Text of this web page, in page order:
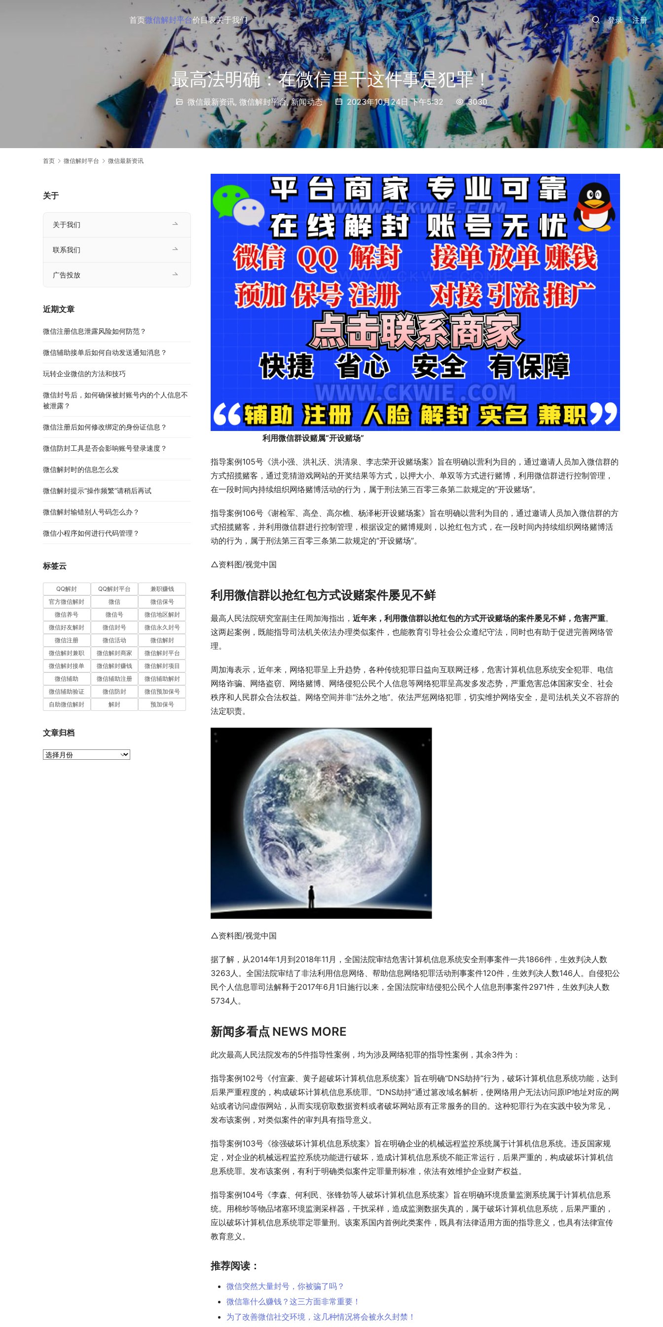
首页微信解封平台价目表关于我们 登录 注册
最高法明确：在微信里干这件事是犯罪！
微信最新资讯, 微信解封平台,新闻动态 2023年10月24日 下午5:32 3030
首页 微信解封平台 微信最新资讯
利用微信群设赌属“开设赌场”
指导案例105号《洪小强、洪礼沃、洪清泉、李志荣开设赌场案》旨在明确以营利为目的，通过邀请人员加入微信群的
方式招揽赌客，通过竞猜游戏网站的开奖结果等方式，以押大小、单双等方式进行赌博，利用微信群进行控制管理，
在一段时间内持续组织网络赌博活动的行为，属于刑法第三百零三条第二款规定的“开设赌场”。
指导案例106号《谢检军、高垒、高尔樵、杨泽彬开设赌场案》旨在明确以营利为目的，通过邀请人员加入微信群的方
式招揽赌客，并利用微信群进行控制管理，根据设定的赌博规则，以抢红包方式，在一段时间内持续组织网络赌博活
动的行为，属于刑法第三百零三条第二款规定的“开设赌场”。
△资料图/视觉中国
利用微信群以抢红包方式设赌案件屡见不鲜
最高人民法院研究室副主任周加海指出， 近年来，利用微信群以抢红包的方式开设赌场的案件屡见不鲜，危害严重。
这两起案例，既能指导司法机关依法办理类似案件，也能教育引导社会公众遵纪守法，同时也有助于促进完善网络管
理。
周加海表示，近年来，网络犯罪呈上升趋势，各种传统犯罪日益向互联网迁移，危害计算机信息系统安全犯罪、电信
网络诈骗、网络盗窃、网络赌博、网络侵犯公民个人信息等网络犯罪呈高发多发态势，严重危害总体国家安全、社会
秩序和人民群众合法权益。网络空间并非“法外之地”。依法严惩网络犯罪，切实维护网络安全，是司法机关义不容辞的
法定职责。
△资料图/视觉中国
据了解，从2014年1月到2018年11月，全国法院审结危害计算机信息系统安全刑事案件一共1866件，生效判决人数
3263人。全国法院审结了非法利用信息网络、帮助信息网络犯罪活动刑事案件120件，生效判决人数146人。自侵犯公
民个人信息罪司法解释于2017年6月1日施行以来，全国法院审结侵犯公民个人信息刑事案件2971件，生效判决人数
5734人。
新闻多看点 NEWS MORE
此次最高人民法院发布的5件指导性案例，均为涉及网络犯罪的指导性案例，其余3件为：
指导案例102号《付宣豪、黄子超破坏计算机信息系统案》旨在明确“DNS劫持”行为，破坏计算机信息系统功能，达到
后果严重程度的，构成破坏计算机信息系统罪。“DNS劫持”通过篡改域名解析，使网络用户无法访问原IP地址对应的网
站或者访问虚假网站，从而实现窃取数据资料或者破坏网站原有正常服务的目的。这种犯罪行为在实践中较为常见，
发布该案例，对类似案件的审判具有指导意义。
指导案例103号《徐强破坏计算机信息系统案》旨在明确企业的机械远程监控系统属于计算机信息系统。违反国家规
定，对企业的机械远程监控系统功能进行破坏，造成计算机信息系统不能正常运行，后果严重的，构成破坏计算机信
息系统罪。发布该案例，有利于明确类似案件定罪量刑标准，依法有效维护企业财产权益。
指导案例104号《李森、何利民、张锋勃等人破坏计算机信息系统案》旨在明确环境质量监测系统属于计算机信息系
统。用棉纱等物品堵塞环境监测采样器，干扰采样，造成监测数据失真的，属于破坏计算机信息系统，后果严重的，
应以破坏计算机信息系统罪定罪量刑。该案系国内首例此类案件，既具有法律适用方面的指导意义，也具有法律宣传
教育意义。
推荐阅读：
微信突然大量封号，你被骗了吗？
微信靠什么赚钱？这三方面非常重要！
为了改善微信社交环境，这几种情况将会被永久封禁！
关于
关于我们
联系我们
广告投放
近期文章
微信注册信息泄露风险如何防范？
微信辅助接单后如何自动发送通知消息？
玩转企业微信的方法和技巧
微信封号后，如何确保被封账号内的个人信息不
被泄露？
微信注册后如何修改绑定的身份证信息？
微信防封工具是否会影响账号登录速度？
微信解封时的信息怎么发
微信解封提示“操作频繁”请稍后再试
微信解封输错别人号码怎么办？
微信小程序如何进行代码管理？
标签云
QQ解封 QQ解封平台
兼职赚钱
官方微信解封
微信
微信保号
微信养号
微信号
微信地区解封
微信好友解封
微信封号
微信永久封号
微信注册
微信活动
微信解封
微信解封兼职
微信解封商家
微信解封平台
微信解封接单
微信解封赚钱
微信解封项目
微信辅助
微信辅助注册
微信辅助解封
微信辅助验证
微信防封
微信预加保号
自助微信解封
解封 预加保号
文章归档
文